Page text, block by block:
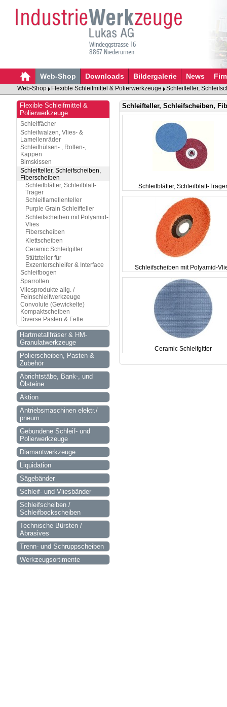
Windeggstrasse 16
8867 Niederurnen
Web-Shop Downloads Bildergalerie News
Web-Shop Flexible Schleifmittel & Polierwerkzeuge Schleifteller,
Flexible Schleifmittel &
Polierwerkzeuge
Schleiffächer
Schleifwalzen, Vlies- &
Lamellenräder
Schleifhülsen- , Rollen-,
Kappen
Bimskissen
Schleifteller, Schleifscheiben,
Fiberscheiben
Schleifblätter, Schleifblatt-
Träger
Schleiflamellenteller
Purple Grain Schleifteller
Schleifscheiben mit Polyamid-
Vlies
Fiberscheiben
Klettscheiben
Ceramic Schleifgitter
Stützteller für
Exzenterschleifer & Interface
Schleifbogen
Sparrollen
Vliesprodukte allg. /
Feinschleifwerkzeuge
Convolute (Gewickelte)
Kompaktscheiben
Diverse Pasten & Fette
Hartmetallfräser & HM-
Granulatwerkzeuge
Polierscheiben, Pasten &
Zubehör
Abrichtstäbe, Bank-, und
Ölsteine
Aktion
Antriebsmaschinen elektr./
pneum.
Gebundene Schleif- und
Polierwerkzeuge
Diamantwerkzeuge
Liquidation
Sägebänder
Schleif- und Vliesbänder
Schleifscheiben /
Schleifbockscheiben
Technische Bürsten /
Abrasives
Trenn- und Schruppscheiben
Werkzeugsortimente
Schleifteller, Schleifscheiben,
Schleifblätter, Schleifblatt-Träger
Schleifscheiben mit Polyamid-
Ceramic Schleifgitter